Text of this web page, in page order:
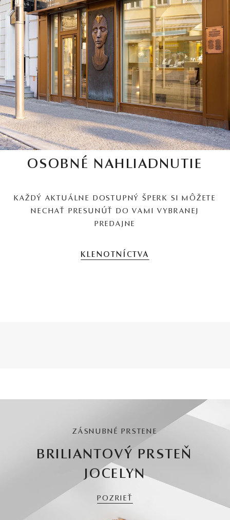
OSOBNÉ NAHLIADNUTIE
KAŽDÝ AKTUÁLNE DOSTUPNÝ ŠPERK SI MÔŽETE
NECHAŤ PRESUNÚŤ DO VAMI VYBRANEJ
PREDAJNE
KLENOTNÍCTVA
ZÁSNUBNÉ PRSTENE
BRILIANTOVÝ PRSTEŇ
JOCELYN
POZRIEŤ